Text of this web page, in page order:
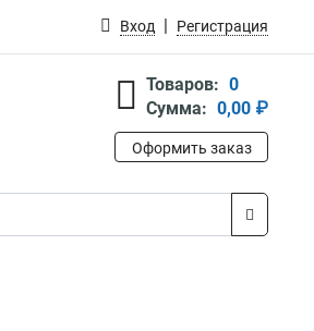
Вход Регистрация
Товаров: 0
Сумма: 0,00 ₽
Оформить заказ